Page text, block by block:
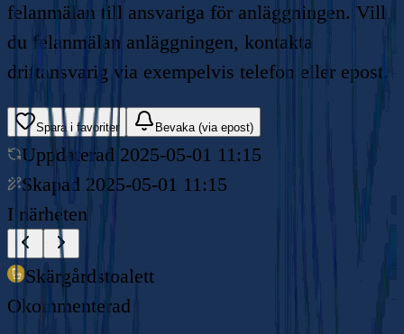
felanmälan till ansvariga för anläggningen. Vill
du felanmälan anläggningen, kontakta
driftansvarig via exempelvis telefon eller epost.
Spara i favoriter Bevaka (via epost)
Uppdaterad 2025-05-01 11:15
Skapad 2025-05-01 11:15
I närheten
Skärgårdstoalett
Okommenterad